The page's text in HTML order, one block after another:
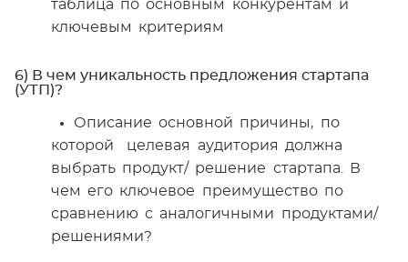
таблица по основным конкурентам и
ключевым критериям
6) В чем уникальность предложения стартапа
(УТП)?
Описание основной причины, по
которой целевая аудитория должна
выбрать продукт/ решение стартапа. В
чем его ключевое преимущество по
сравнению с аналогичными продуктами/
решениями?